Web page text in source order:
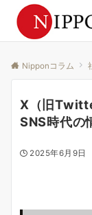
Nipponコラム
X（旧
SNS時代の
2025年6月9日